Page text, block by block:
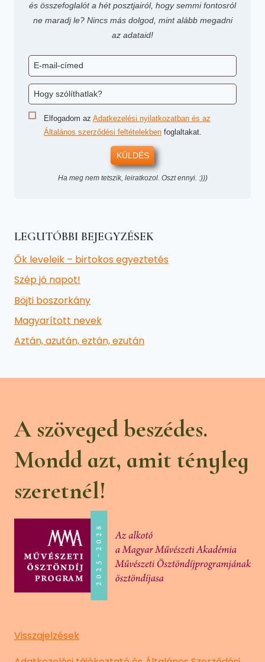
és összefoglalót a hét posztjairól, hogy semmi fontosról
ne maradj le? Nincs más dolgod, mint alább megadni
az adataid!
Elfogadom az Adatkezelési nyilatkozatban és az
Általános szerződési feltételekben foglaltakat.
KÜLDÉS
Ha meg nem tetszik, leiratkozol. Oszt ennyi. :)))
LEGUTÓBBI BEJEGYZÉSEK
Ők leveleik – birtokos egyeztetés
Szép jó napot!
Böjti boszorkány
Magyarított nevek
Aztán, azután, eztán, ezután
A szöveged beszédes.
Mondd azt, amit tényleg
szeretnél!
Visszajelzések